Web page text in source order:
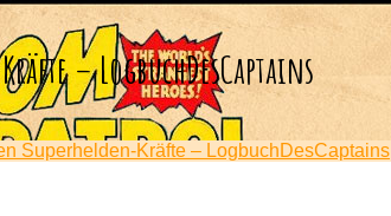
– LogbuchDesCaptains
Superhelden-Kräfte – LogbuchDesCaptains